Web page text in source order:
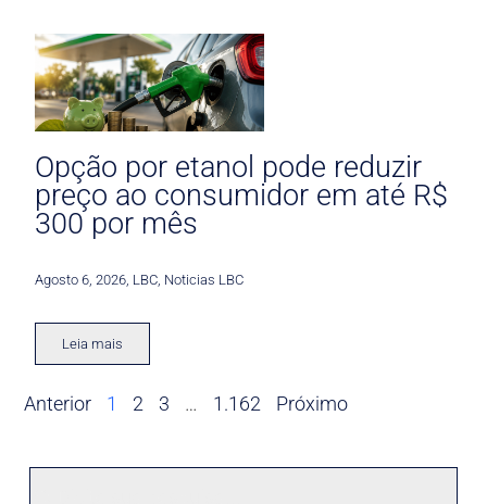
Opção por etanol pode reduzir
preço ao consumidor em até R$
300 por mês
Agosto 6, 2026 LBC Noticias LBC
Leia mais
Anterior 1 2 3 … 1.162 Próximo